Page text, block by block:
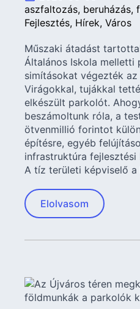
aszfaltozás beruházás
Fejlesztés Hírek Város
Műszaki átadást
Általános Iskola melletti
simításokat végezték az
Virágokkal, tujákkal
elkészült parkolót.
beszámoltunk róla, a
ötvenmillió forintot
építésre, egyéb
infrastruktúra fejlesztési
A tíz területi képviselő
Elolvasom